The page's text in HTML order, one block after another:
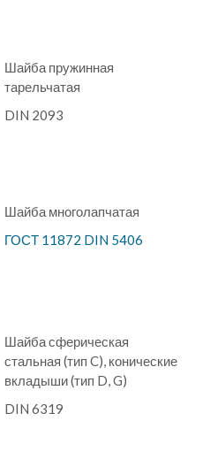
Шайба пружинная
тарельчатая
DIN 2093
Шайба многолапчатая
ГОСТ 11872 DIN 5406
Шайба сферическая
стальная (тип C), конические
вкладыши (тип D, G)
DIN 6319